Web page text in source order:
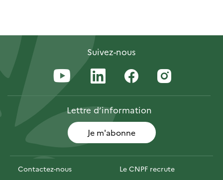
Suivez-nous
Lettred’information
Je m'abonne
Contactez-nous Le CNPF recrute